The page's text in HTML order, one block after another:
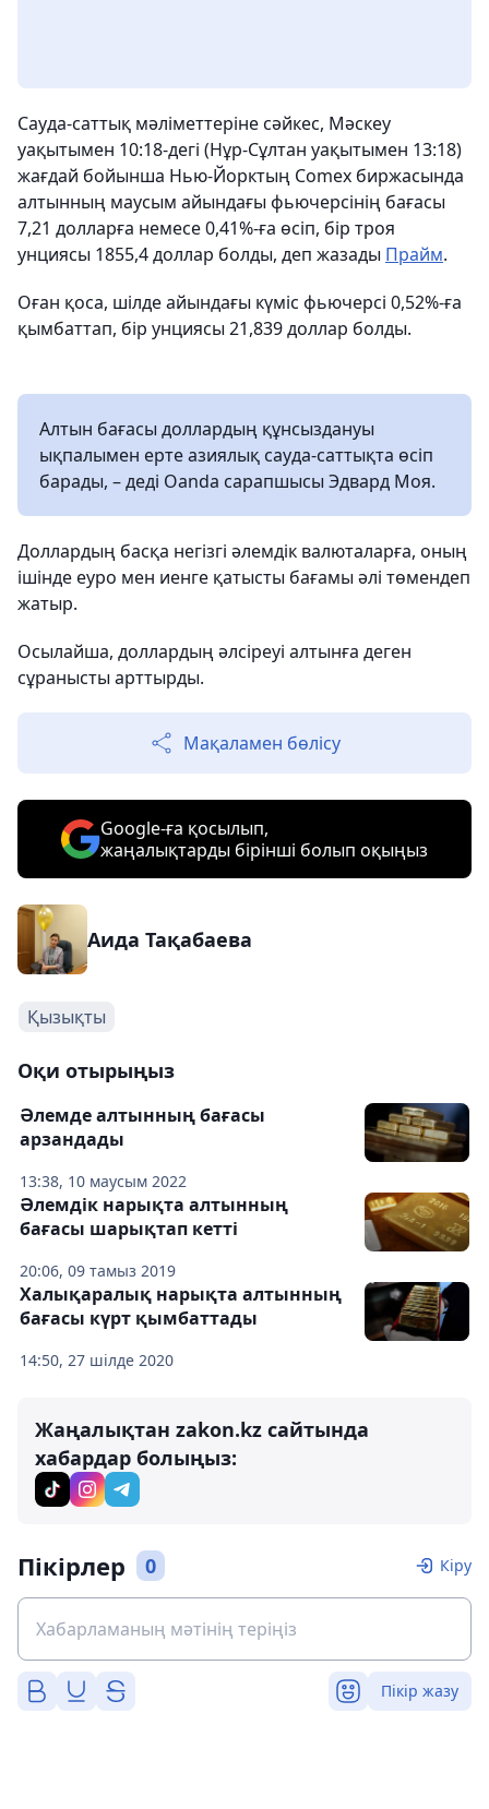
Сауда-саттық мәліметтеріне сәйкес, Мәскеу
уақытымен 10:18-дегі (Нұр-Сұлтан уақытымен 13:18)
жағдай бойынша Нью-Йорктың Comex биржасында
алтынның маусым айындағы фьючерсінің бағасы
7,21 долларға немесе 0,41%-ға өсіп, бір троя
унциясы 1855,4 доллар болды, деп жазады Прайм.
Оған қоса, шілде айындағы күміс фьючерсі 0,52%-ға
қымбаттап, бір унциясы 21,839 доллар болды.
Алтын бағасы доллардың құнсыздануы
ықпалымен ерте азиялық сауда-саттықта өсіп
барады, – деді Oanda сарапшысы Эдвард Моя.
Доллардың басқа негізгі әлемдік валюталарға, оның
ішінде еуро мен иенге қатысты бағамы әлі төмендеп
жатыр.
Осылайша, доллардың әлсіреуі алтынға деген
сұранысты арттырды.
Мақаламен бөлісу
Google-ға қосылып,
жаңалықтарды бірінші болып оқыңыз
Аида Тақабаева
Қызықты
Оқи отырыңыз
13:38, 10 маусым 2022
Әлемде алтынның бағасы
арзандады
20:06, 09 тамыз 2019
Әлемдік нарықта алтынның
бағасы шарықтап кетті
14:50, 27 шілде 2020
Халықаралық нарықта алтынның
бағасы күрт қымбаттады
Жаңалықтан zakon.kz сайтында
хабардар болыңыз:
Пікірлер 0 Кіру
Пікір жазу